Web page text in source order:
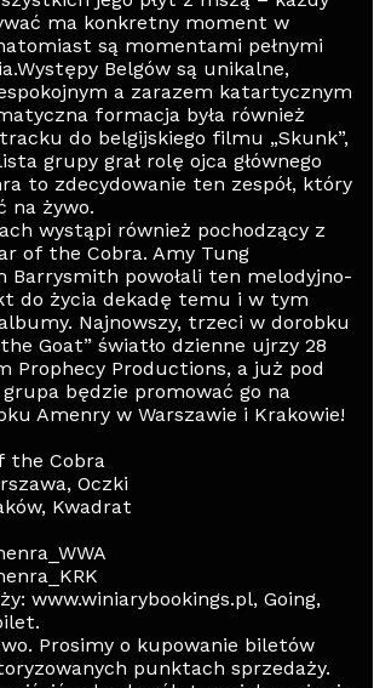
ma konkretny moment w
są momentami pełnymi
Belgów są unikalne,
a zarazem katartycznym
formacja była również
do belgijskiego filmu „Skunk”,
grupy grał rolę ojca głównego
to zdecydowanie ten zespół, który
na żywo.
wystąpi również pochodzący z
of the Cobra. Amy Tung
Barrysmith powołali ten melodyjno-
do życia dekadę temu i w tym
Najnowszy, trzeci w dorobku
Goat” światło dzienne ujrzy 28
Prophecy Productions, a już pod
będzie promować go na
Amenry w Warszawie i Krakowie!
the Cobra
Oczki
Kwadrat
www.winiarybookings.pl, Going,
Prosimy o kupowanie biletów
punktach sprzedaży.